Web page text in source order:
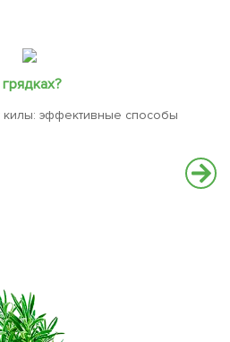
килы: эффективные способы